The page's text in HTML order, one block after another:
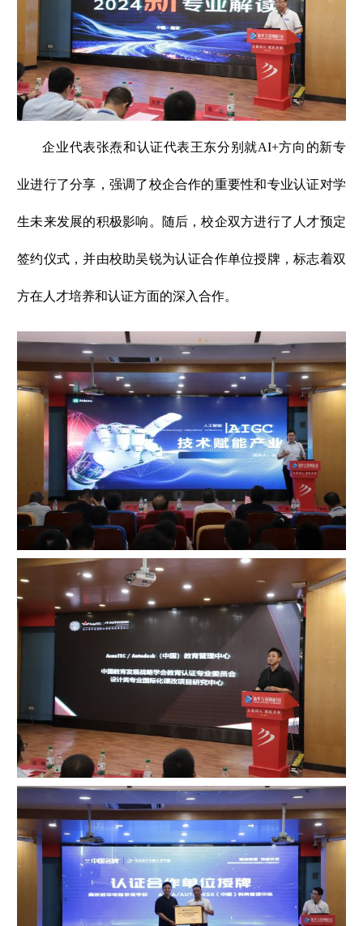
企业代表张焘和认证代表王东分别就AI+方向的新专
业进行了分享，强调了校企合作的重要性和专业认证对学
生未来发展的积极影响。随后，校企双方进行了人才预定
签约仪式，并由校助吴锐为认证合作单位授牌，标志着双
方在人才培养和认证方面的深入合作。